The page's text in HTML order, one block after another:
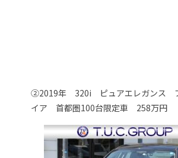
②2019年 320i ピュアエレガンス
イア 首都圏100台限定車 258万円